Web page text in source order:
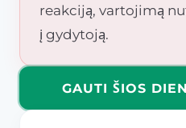
reakciją, vartojimą
į gydytoją.
GAUTI ŠIOS